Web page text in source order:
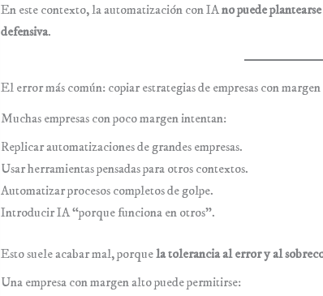
En este contexto, la automatización con IAno puede
defensiva.
El error más común: copiar estrategias de empresas con
Muchas empresas con poco margen intentan:
Replicar automatizaciones de grandes empresas.
Usar herramientas pensadas para otros contextos.
Automatizar procesos completos de golpe.
Introducir IA “porque funciona en otros”.
Esto suele acabar mal, porquela tolerancia al error y al
Una empresa con margen alto puede permitirse: